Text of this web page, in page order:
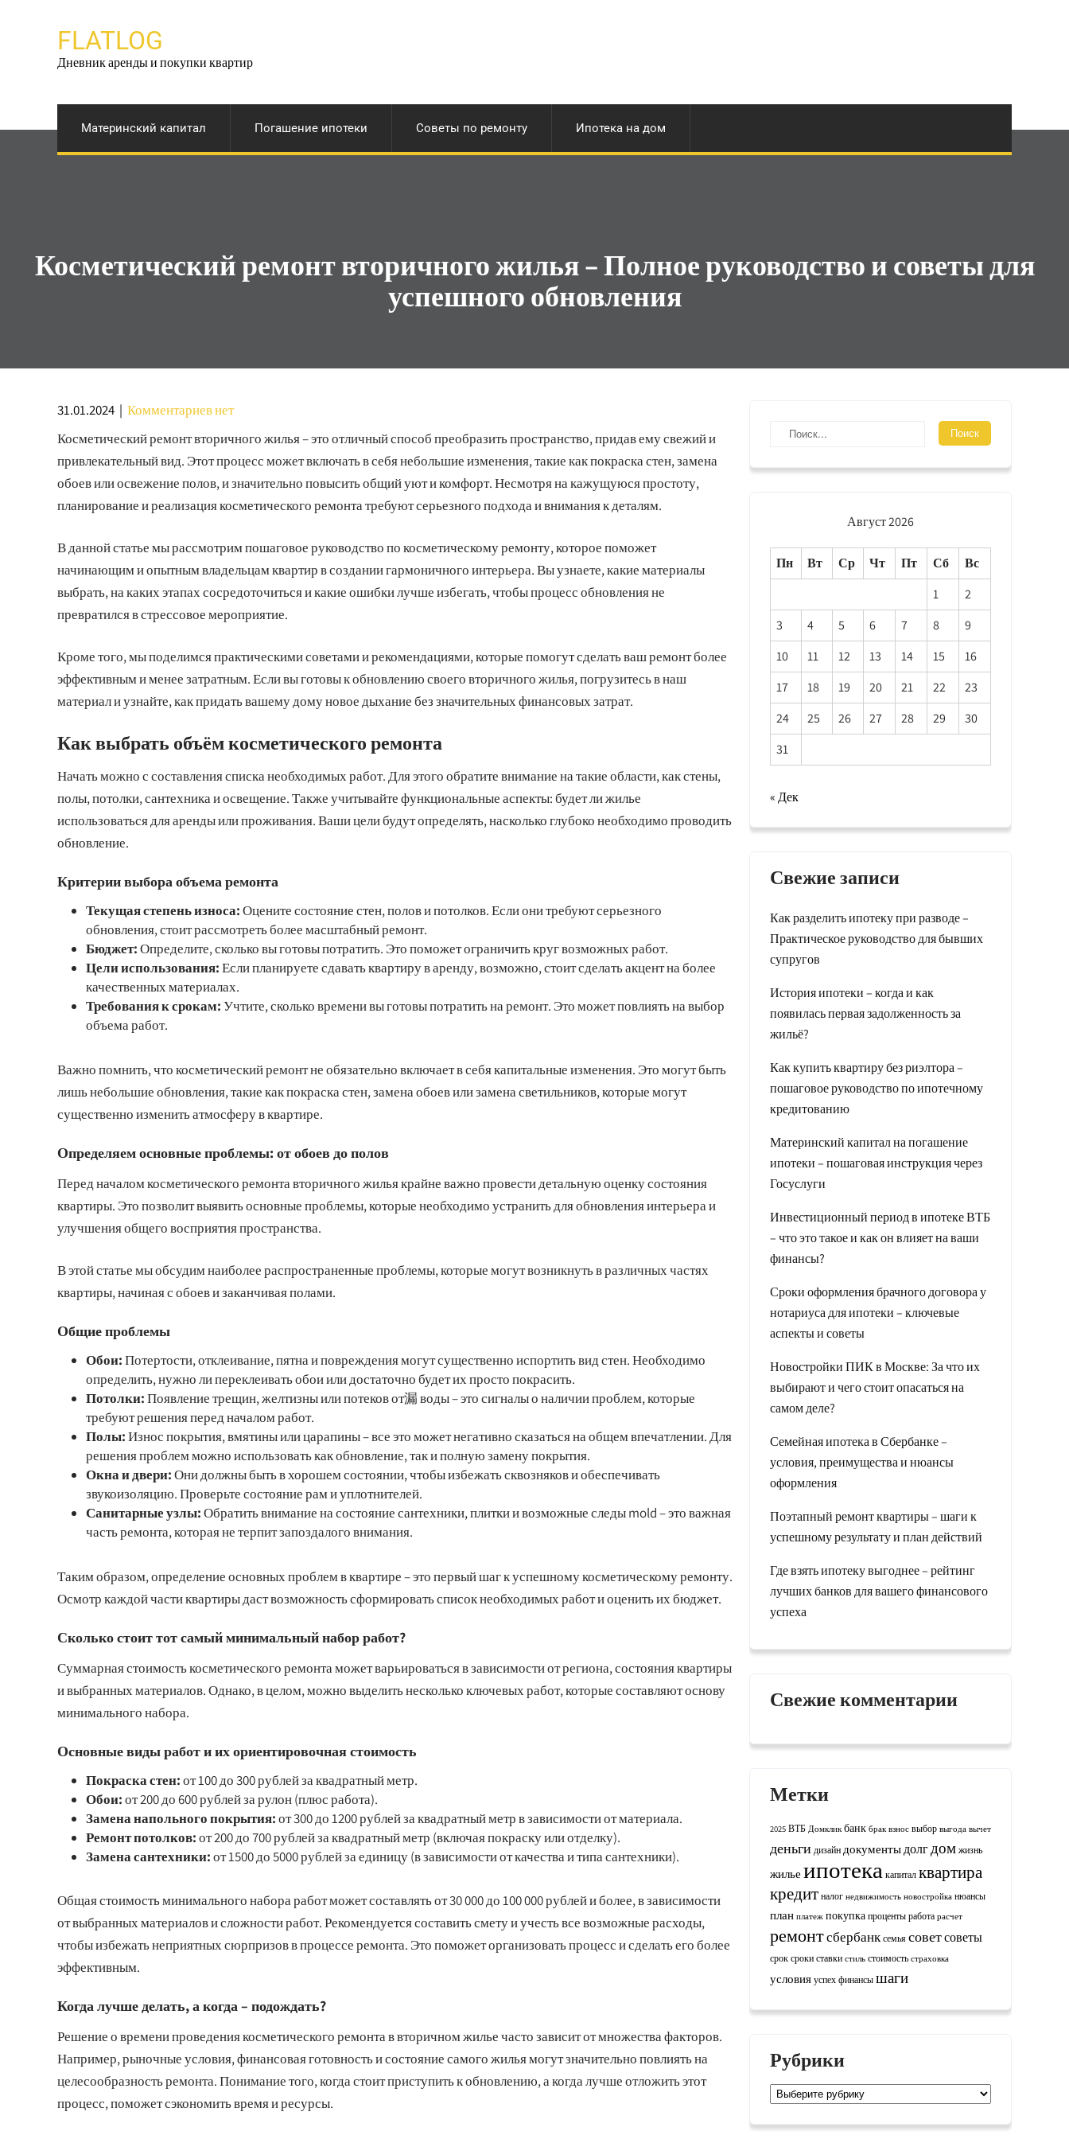
содержимомуFLATLOG
Дневник аренды и покупки квартир
Материнский капитал Погашение ипотеки Советы по ремонту Ипотека на дом
Косметический ремонт вторичного жилья – Полное руководство и советы для
успешного обновления
31.01.2024 | Комментариев нет
Косметический ремонт вторичного жилья – это отличный способ преобразить пространство, придав ему свежий и
привлекательный вид. Этот процесс может включать в себя небольшие изменения, такие как покраска стен, замена
обоев или освежение полов, и значительно повысить общий уют и комфорт. Несмотря на кажущуюся простоту,
планирование и реализация косметического ремонта требуют серьезного подхода и внимания к деталям.
В данной статье мы рассмотрим пошаговое руководство по косметическому ремонту, которое поможет
начинающим и опытным владельцам квартир в создании гармоничного интерьера. Вы узнаете, какие материалы
выбрать, на каких этапах сосредоточиться и какие ошибки лучше избегать, чтобы процесс обновления не
превратился в стрессовое мероприятие.
Кроме того, мы поделимся практическими советами и рекомендациями, которые помогут сделать ваш ремонт более
эффективным и менее затратным. Если вы готовы к обновлению своего вторичного жилья, погрузитесь в наш
материал и узнайте, как придать вашему дому новое дыхание без значительных финансовых затрат.
Как выбрать объём косметического ремонта
Начать можно с составления списка необходимых работ. Для этого обратите внимание на такие области, как стены,
полы, потолки, сантехника и освещение. Также учитывайте функциональные аспекты: будет ли жилье
использоваться для аренды или проживания. Ваши цели будут определять, насколько глубоко необходимо проводить
обновление.
Критерии выбора объема ремонта
Текущая степень износа:Оцените состояние стен, полов и потолков. Если они требуют серьезного
обновления, стоит рассмотреть более масштабный ремонт.
Бюджет:Определите, сколько вы готовы потратить. Это поможет ограничить круг возможных работ.
Цели использования:Если планируете сдавать квартиру в аренду, возможно, стоит сделать акцент на более
качественных материалах.
Требования к срокам:Учтите, сколько времени вы готовы потратить на ремонт. Это может повлиять на выбор
объема работ.
Важно помнить, что косметический ремонт не обязательно включает в себя капитальные изменения. Это могут быть
лишь небольшие обновления, такие как покраска стен, замена обоев или замена светильников, которые могут
существенно изменить атмосферу в квартире.
Определяем основные проблемы: от обоев до полов
Перед началом косметического ремонта вторичного жилья крайне важно провести детальную оценку состояния
квартиры. Это позволит выявить основные проблемы, которые необходимо устранить для обновления интерьера и
улучшения общего восприятия пространства.
В этой статье мы обсудим наиболее распространенные проблемы, которые могут возникнуть в различных частях
квартиры, начиная с обоев и заканчивая полами.
Общие проблемы
Обои:Потертости, отклеивание, пятна и повреждения могут существенно испортить вид стен. Необходимо
определить, нужно ли переклеивать обои или достаточно будет их просто покрасить.
Потолки:Появление трещин, желтизны или потеков от漏 воды – это сигналы о наличии проблем, которые
требуют решения перед началом работ.
Полы:Износ покрытия, вмятины или царапины – все это может негативно сказаться на общем впечатлении. Для
решения проблем можно использовать как обновление, так и полную замену покрытия.
Окна и двери:Они должны быть в хорошем состоянии, чтобы избежать сквозняков и обеспечивать
звукоизоляцию. Проверьте состояние рам и уплотнителей.
Санитарные узлы:Обратить внимание на состояние сантехники, плитки и возможные следы mold – это важная
часть ремонта, которая не терпит запоздалого внимания.
Таким образом, определение основных проблем в квартире – это первый шаг к успешному косметическому ремонту.
Осмотр каждой части квартиры даст возможность сформировать список необходимых работ и оценить их бюджет.
Сколько стоит тот самый минимальный набор работ?
Суммарная стоимость косметического ремонта может варьироваться в зависимости от региона, состояния квартиры
и выбранных материалов. Однако, в целом, можно выделить несколько ключевых работ, которые составляют основу
минимального набора.
Основные виды работ и их ориентировочная стоимость
Покраска стен:от 100 до 300 рублей за квадратный метр.
Обои:от 200 до 600 рублей за рулон (плюс работа).
Замена напольного покрытия:от 300 до 1200 рублей за квадратный метр в зависимости от материала.
Ремонт потолков:от 200 до 700 рублей за квадратный метр (включая покраску или отделку).
Замена сантехники:от 1500 до 5000 рублей за единицу (в зависимости от качества и типа сантехники).
Общая стоимость минимального набора работ может составлять от 30 000 до 100 000 рублей и более, в зависимости
от выбранных материалов и сложности работ. Рекомендуется составить смету и учесть все возможные расходы,
чтобы избежать неприятных сюрпризов в процессе ремонта. Это поможет организовать процесс и сделать его более
эффективным.
Когда лучше делать, а когда – подождать?
Решение о времени проведения косметического ремонта в вторичном жилье часто зависит от множества факторов.
Например, рыночные условия, финансовая готовность и состояние самого жилья могут значительно повлиять на
целесообразность ремонта. Понимание того, когда стоит приступить к обновлению, а когда лучше отложить этот
процесс, поможет сэкономить время и ресурсы.
Август 2026
Пн Вт Ср Чт Пт Сб
Вс
1
2
3
4 5 6 7 8
9
10
11 12 13 14 15
16
17
18 19 20 21 22
23
24
25 26 27 28 29
30
31
« Дек
Свежие записи
Как разделить ипотеку при разводе –
Практическое руководство для бывших
супругов
История ипотеки – когда и как
появилась первая задолженность за
жильё?
Как купить квартиру без риэлтора –
пошаговое руководство по ипотечному
кредитованию
Материнский капитал на погашение
ипотеки – пошаговая инструкция через
Госуслуги
Инвестиционный период в ипотеке ВТБ
– что это такое и как он влияет на ваши
финансы?
Сроки оформления брачного договора у
нотариуса для ипотеки – ключевые
аспекты и советы
Новостройки ПИК в Москве: За что их
выбирают и чего стоит опасаться на
самом деле?
Семейная ипотека в Сбербанке –
условия, преимущества и нюансы
оформления
Поэтапный ремонт квартиры – шаги к
успешному результату и план действий
Где взять ипотеку выгоднее – рейтинг
лучших банков для вашего финансового
успеха
Свежие комментарии
Метки
2025 ВТБ Домклик банк брак взнос выбор выгода вычет
деньги дизайндокументыдолгдомжизнь
жилье ипотекакапиталквартира
кредитналог недвижимость новостройка нюансы
план платеж покупкапроцентыработа расчет
ремонтсбербанксемьясоветсоветы
сроксрокиставки стиль стоимость страховка
условияуспехфинансышаги
Рубрики
Рубрики